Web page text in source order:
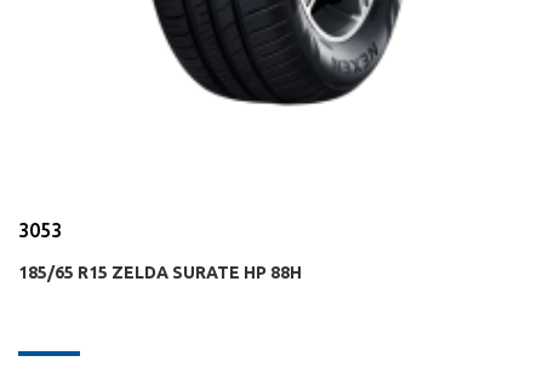
3053
185/65 R15 ZELDA SURATE HP 88H